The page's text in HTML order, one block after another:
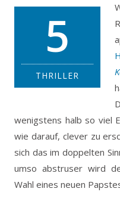
5
THRILLER
wenigstens halb so viel
wie darauf, clever zu
sich das im doppelten
umso abstruser wird
Wahl eines neuen